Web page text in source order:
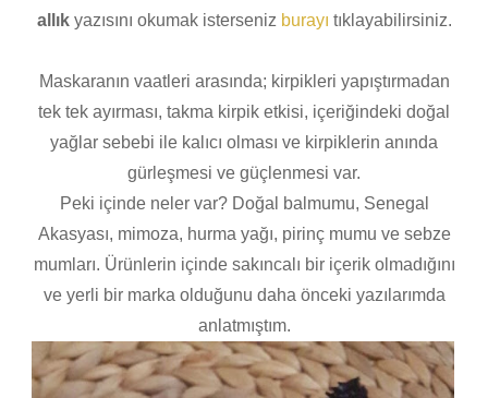
allıkyazısını okumak isterseniz burayı tıklayabilirsiniz.
Maskaranın vaatleri arasında; kirpikleri yapıştırmadan
tek tek ayırması, takma kirpik etkisi, içeriğindeki doğal
yağlar sebebi ile kalıcı olması ve kirpiklerin anında
gürleşmesi ve güçlenmesi var.
Peki içinde neler var? Doğal balmumu, Senegal
Akasyası, mimoza, hurma yağı, pirinç mumu ve sebze
mumları. Ürünlerin içinde sakıncalı bir içerik olmadığını
ve yerli bir marka olduğunu daha önceki yazılarımda
anlatmıştım.